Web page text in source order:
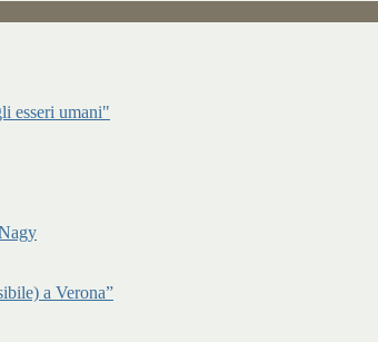
esseri umani"
a Verona”